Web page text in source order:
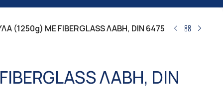
(1250g) ΜΕ FIBERGLASS ΛΑΒΗ, DIN 6475
ΛΑΒΗ, DIN